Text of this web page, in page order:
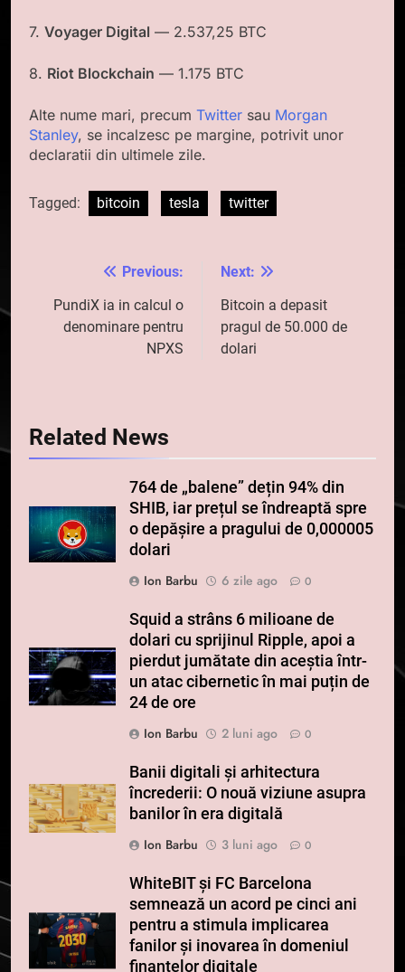
7. Voyager Digital — 2.537,25 BTC
8. Riot Blockchain — 1.175 BTC
Alte nume mari, precum Twitter sau Morgan
Stanley, se incalzesc pe margine, potrivit unor
declaratii din ultimele zile.
Tagged: bitcoin tesla twitter
Navigare
în
Previous:
PundiX ia in calcul o
denominare pentru
NPXS
Next:
Bitcoin a depasit
pragul de 50.000 de
dolari
Related News
764 de „balene” dețin 94% din
SHIB, iar prețul se îndreaptă spre
o depășire a pragului de 0,000005
dolari
Ion Barbu
6 zile ago 0
Squid a strâns 6 milioane de
dolari cu sprijinul Ripple, apoi a
pierdut jumătate din aceștia într-
un atac cibernetic în mai puțin de
24 de ore
Ion Barbu
2 luni ago 0
Banii digitali și arhitectura
încrederii: O nouă viziune asupra
banilor în era digitală
Ion Barbu
3 luni ago 0
WhiteBIT și FC Barcelona
semnează un acord pe cinci ani
pentru a stimula implicarea
fanilor și inovarea în domeniul
finanțelor digitale